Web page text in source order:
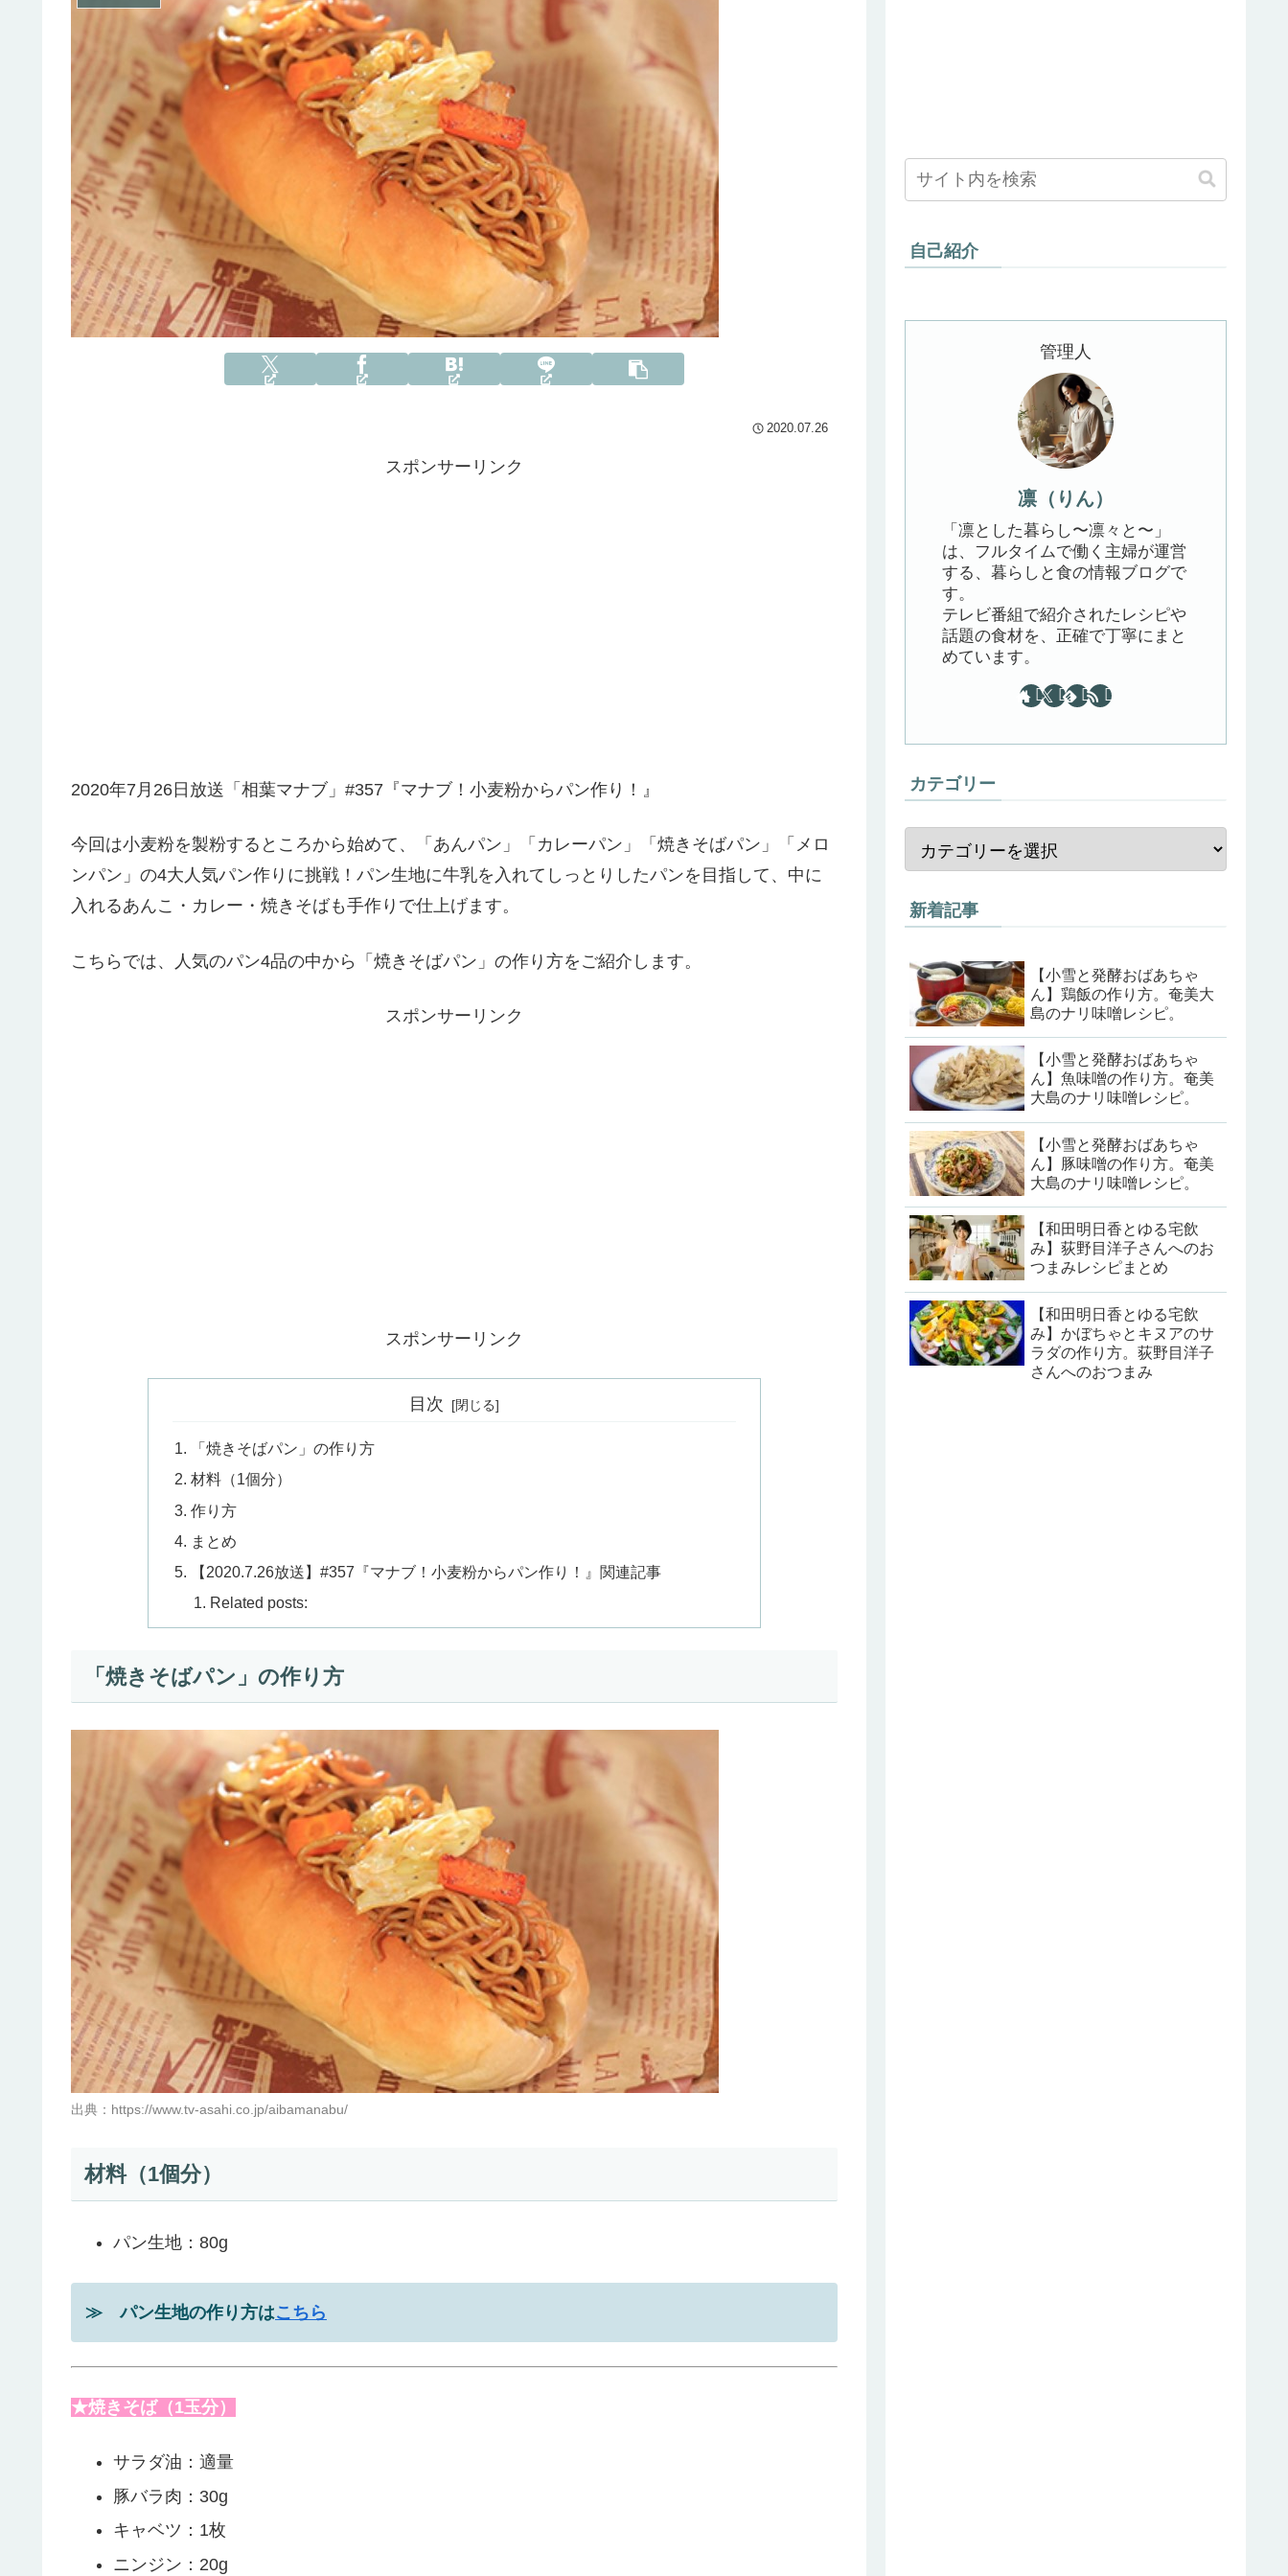
2020.07.26
スポンサーリンク
2020年7月26日放送「相葉マナブ」#357『マナブ！小麦粉からパン作り！』
今回は小麦粉を製粉するところから始めて、「あんパン」「カレーパン」「焼きそばパン」「メロ
ンパン」の4大人気パン作りに挑戦！パン生地に牛乳を入れてしっとりしたパンを目指して、中に
入れるあんこ・カレー・焼きそばも手作りで仕上げます。
こちらでは、人気のパン4品の中から「焼きそばパン」の作り方をご紹介します。
スポンサーリンク
スポンサーリンク
目次
「焼きそばパン」の作り方
材料（1個分）
作り方
まとめ
【2020.7.26放送】#357『マナブ！小麦粉からパン作り！』関連記事
Related posts:
「焼きそばパン」の作り方
出典：https://www.tv-asahi.co.jp/aibamanabu/
材料（1個分）
パン生地：80g
≫ パン生地の作り方はこちら
★焼きそば（1玉分）
サラダ油：適量
豚バラ肉：30g
キャベツ：1枚
ニンジン：20g
自己紹介
管理人
凛（りん）
「凛とした暮らし〜凛々と〜」
は、フルタイムで働く主婦が運営
する、暮らしと食の情報ブログで
す。
テレビ番組で紹介されたレシピや
話題の食材を、正確で丁寧にまと
めています。
カテゴリー
新着記事
【小雪と発酵おばあちゃ
ん】鶏飯の作り方。奄美大
島のナリ味噌レシピ。
【小雪と発酵おばあちゃ
ん】魚味噌の作り方。奄美
大島のナリ味噌レシピ。
【小雪と発酵おばあちゃ
ん】豚味噌の作り方。奄美
大島のナリ味噌レシピ。
【和田明日香とゆる宅飲
み】荻野目洋子さんへのお
つまみレシピまとめ
【和田明日香とゆる宅飲
み】かぼちゃとキヌアのサ
ラダの作り方。荻野目洋子
さんへのおつまみ